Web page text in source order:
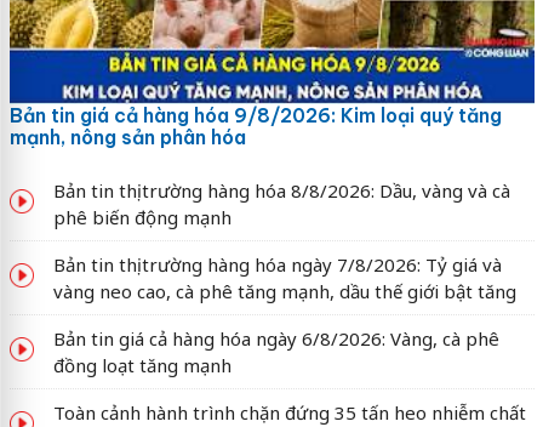
Bản tin giá cả hàng hóa 9/8/2026: Kim loại quý tăng
mạnh, nông sản phân hóa
Bản tin thị trường hàng hóa 8/8/2026: Dầu, vàng và cà
phê biến động mạnh
Bản tin thị trường hàng hóa ngày 7/8/2026: Tỷ giá và
vàng neo cao, cà phê tăng mạnh, dầu thế giới bật tăng
Bản tin giá cả hàng hóa ngày 6/8/2026: Vàng, cà phê
đồng loạt tăng mạnh
Toàn cảnh hành trình chặn đứng 35 tấn heo nhiễm chất